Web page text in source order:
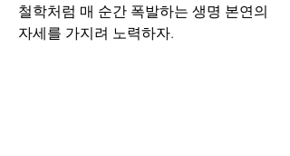
철학처럼 매 순간 폭발하는 생명 본연의
자세를 가지려 노력하자.